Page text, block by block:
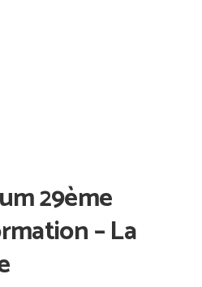
29ème
– La